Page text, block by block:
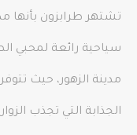
تشتهر طرابزون بأنها
سياحية رائعة لمحبي
مدينة الزهور، حيث
الجذابة التي تجذب الزوار.